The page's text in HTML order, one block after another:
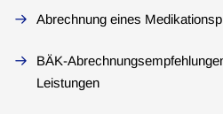
Abrechnung eines
BÄK-
Leistungen